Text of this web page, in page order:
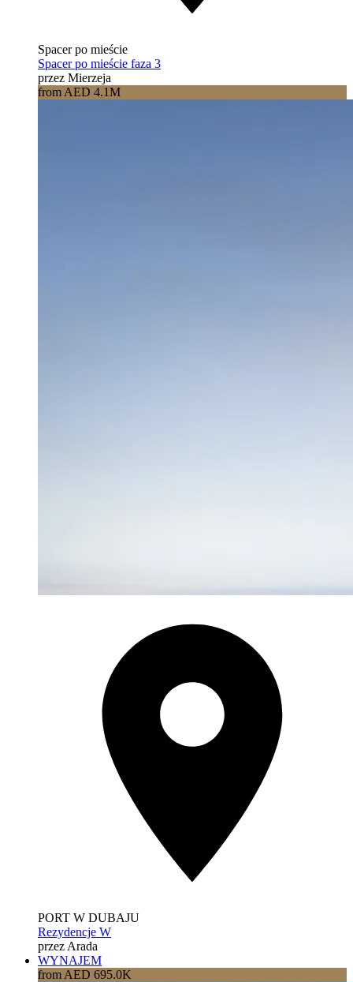
Spacer po mieście
Spacer po mieście faza 3
przez Mierzeja
from AED 4.1M
PORT W DUBAJU
Rezydencje W
przez Arada
WYNAJEM
from AED 695.0K